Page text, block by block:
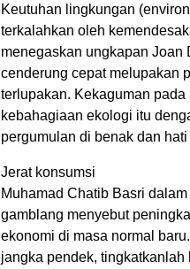
Keutuhan lingkungan
terkalahkan oleh
menegaskan ungkapan Joan
cenderung cepat melupakan
terlupakan. Kekaguman
kebahagiaan ekologi itu
pergumulan di benak dan hati
Jerat konsumsi
Muhamad Chatib Basri
gamblang menyebut
ekonomi di masa normal
jangka pendek,